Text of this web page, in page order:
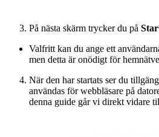
På nästa skärm trycker du på
Valfritt kan du ange ett
men detta är onödigt för
När den har startats ser du
användas för webbläsare på
denna guide går vi direkt vidare